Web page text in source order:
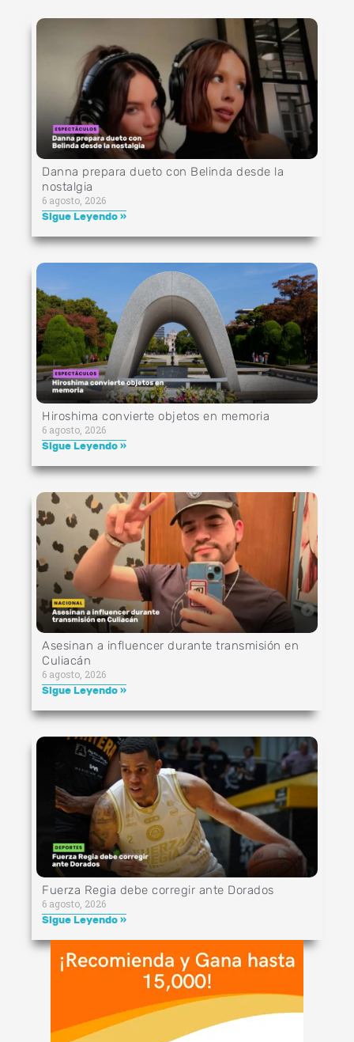
Danna prepara dueto con Belinda desde la
nostalgia
6 agosto, 2026
Sigue Leyendo »
Hiroshima convierte objetos en memoria
6 agosto, 2026
Sigue Leyendo »
Asesinan a influencer durante transmisión en
Culiacán
6 agosto, 2026
Sigue Leyendo »
Fuerza Regia debe corregir ante Dorados
6 agosto, 2026
Sigue Leyendo »